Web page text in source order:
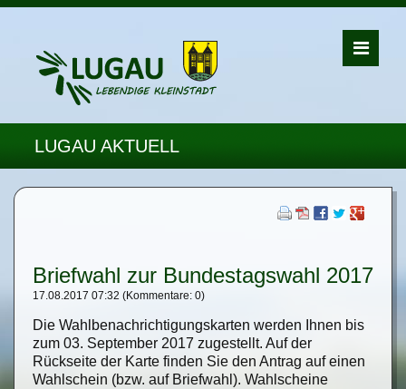
LUGAU AKTUELL
Briefwahl zur Bundestagswahl 2017
17.08.2017 07:32 (Kommentare: 0)
Die Wahlbenachrichtigungskarten werden Ihnen bis
zum 03. September 2017 zugestellt. Auf der
Rückseite der Karte finden Sie den Antrag auf einen
Wahlschein (bzw. auf Briefwahl). Wahlscheine